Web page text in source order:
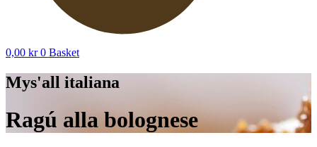
0,00 kr 0 Basket
Mys'all italiana
Ragú alla bolognese